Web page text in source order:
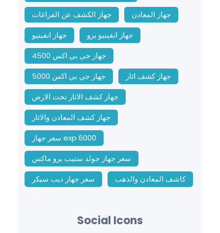
جهاز الكشف عن الفراغات
جهاز المعادن
جهاز انفينيو
جهاز انفينيو برو
جهاز جي بي اكس 4500
جهاز جي بي اكس 5000
جهاز كشف اثار
جهاز كشف الاثار تحت الارض
جهاز كشف المعادن والاثار
سعر جهاز exp 6000
سعر جهاز جولد ستيب برو ماكس
سعر جهاز ديب سيكر
كاشف المعادن والذهب
Social Icons